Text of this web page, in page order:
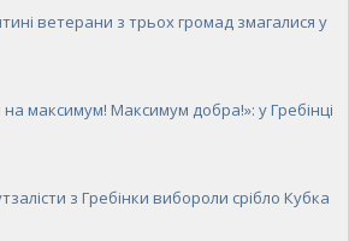
ветерани з трьох громад змагалися у
максимум! Максимум добра!»: у Гребінці
з Гребінки вибороли срібло Кубка